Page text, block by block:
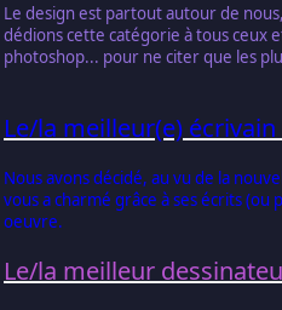
Le design est partout autour de
dédions cette catégorie à tous ceux
photoshop... pour ne citer que les
Le/la meilleur(e)
Nous avons décidé, au vu de la
vous a charmé grâce à ses écrits
oeuvre.
Le/la meilleur